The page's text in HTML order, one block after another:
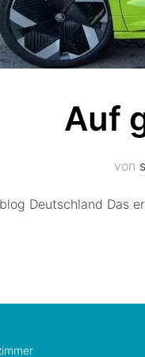
Auf
von
Deutschland Das